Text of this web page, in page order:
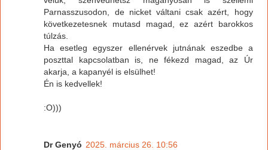
Parnasszusodon, de nicket váltani csak azért, hogy
következetesnek mutasd magad, ez azért barokkos
túlzás.
Ha esetleg egyszer ellenérvek jutnának eszedbe a
poszttal kapcsolatban is, ne fékezd magad, az Úr
akarja, a kapanyél is elsülhet!
Én is kedvellek!
:O)))
Dr Genyó 2025. március 26. 10:56